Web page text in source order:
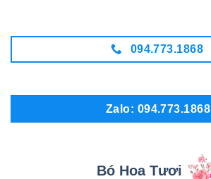
094.773.1868
Zalo: 094.773.1868
Bó Hoa Tươi